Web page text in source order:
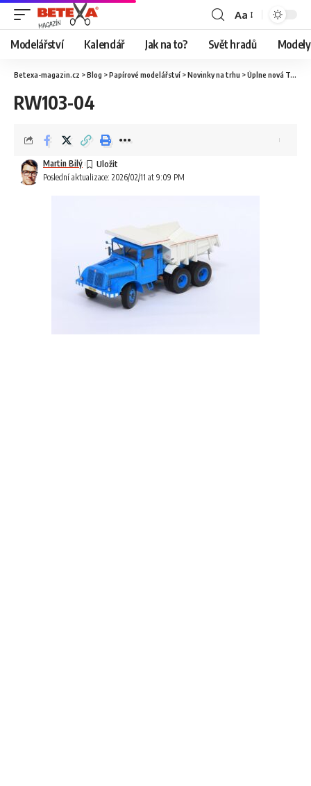
Aa
Modelářství Kalendář Jak na to? Svět hradů
Betexa-magazin.cz >Blog >Papírové modelářství >Novinky na trhu >Úplne nová Tatra 147 od Ripper Works
RW103-04
Poslední aktualizace: 2026/02/11 at 9:09 PM
Martin Bilý